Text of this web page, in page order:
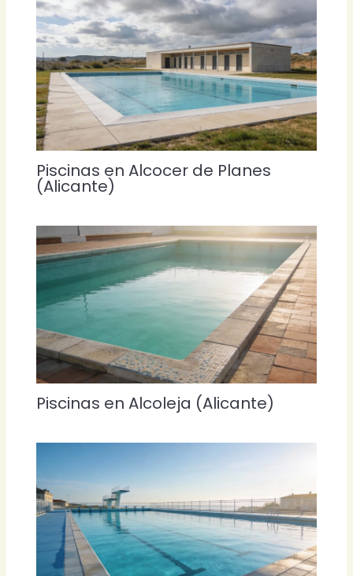
Piscinas en Alcocer de Planes
(Alicante)
Piscinas en Alcoleja (Alicante)